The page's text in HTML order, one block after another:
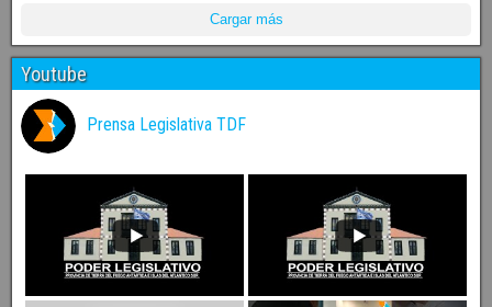
Cargar más
Youtube
Prensa Legislativa TDF